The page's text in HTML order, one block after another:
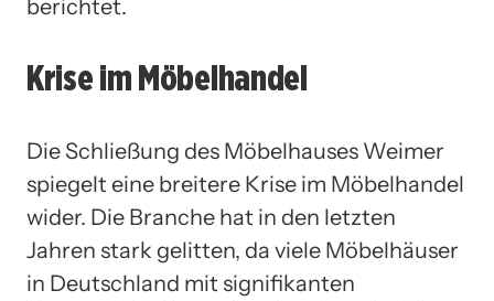
berichtet.
Krise im Möbelhandel
Die Schließung des Möbelhauses Weimer
spiegelt eine breitere Krise im Möbelhandel
wider. Die Branche hat in den letzten
Jahren stark gelitten, da viele Möbelhäuser
in Deutschland mit signifikanten